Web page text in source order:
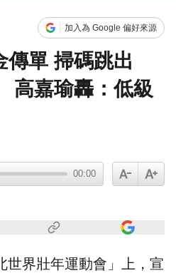
加入為 Google 偏好來源
傳單 掃碼跳出
高嘉瑜轟：低級
00:00
世界壯年運動會」上，宣